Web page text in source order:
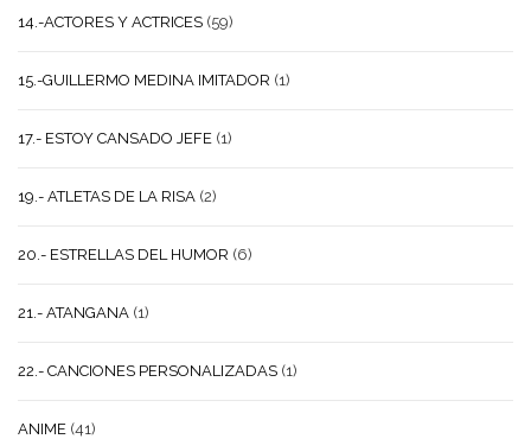
14.-ACTORES Y ACTRICES (59)
15.-GUILLERMO MEDINA IMITADOR (1)
17.- ESTOY CANSADO JEFE (1)
19.- ATLETAS DE LA RISA (2)
20.- ESTRELLAS DEL HUMOR (6)
21.- ATANGANA (1)
22.- CANCIONES PERSONALIZADAS (1)
ANIME (41)